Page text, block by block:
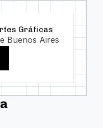
Gráficas
Buenos Aires